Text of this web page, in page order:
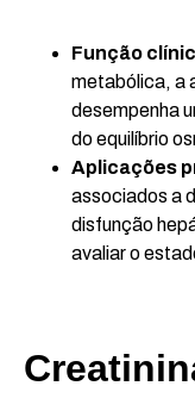
Função
metabólica, a
desempenha
do equilíbrio
Aplicações
associados a
disfunção
avaliar o